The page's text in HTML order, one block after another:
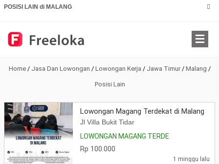
POSISI LAIN di MALANG
Home / Jasa Dan Lowongan / Lowongan Kerja / Jawa Timur/ Malang /
Posisi Lain
Lowongan Magang Terdekat di Malang
Jl Villa Bukit Tidar
LOWONGAN MAGANG TERDE
Rp 100.000
1 minggu lalu